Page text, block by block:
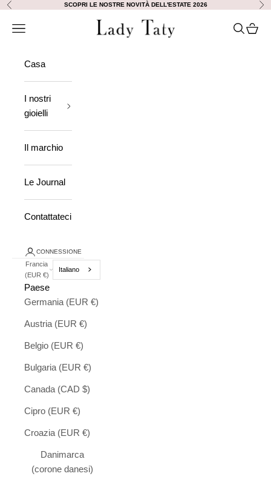
Vai al contenuto
Precedente SCOPRI LE NOSTRE NOVITÀ DELL'ESTATE 2026
Lady Taty
Aprire la navigazione Ricerca
Casa
I nostri
gioielli
Il marchio
Le Journal
Contattateci
CONNESSIONE
Francia
(EUR €)
Italiano
Paese
Germania (EUR €)
Austria (EUR €)
Belgio (EUR €)
Bulgaria (EUR €)
Canada (CAD $)
Cipro (EUR €)
Croazia (EUR €)
Danimarca
(corone danesi)